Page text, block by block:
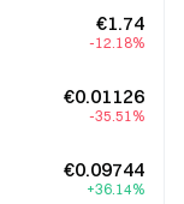
€1.74
-12.18%
€0.01126
-35.51%
€0.09744
+36.14%